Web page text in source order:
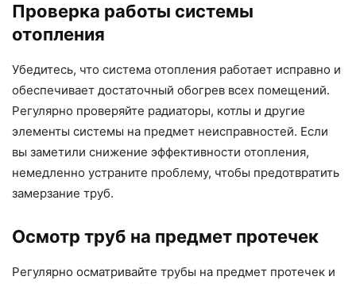
Проверка работы системы
отопления
Убедитесь, что система отопления работает исправно и
обеспечивает достаточный обогрев всех помещений.
Регулярно проверяйте радиаторы, котлы и другие
элементы системы на предмет неисправностей. Если
вы заметили снижение эффективности отопления,
немедленно устраните проблему, чтобы предотвратить
замерзание труб.
Осмотр труб на предмет протечек
Регулярно осматривайте трубы на предмет протечек и